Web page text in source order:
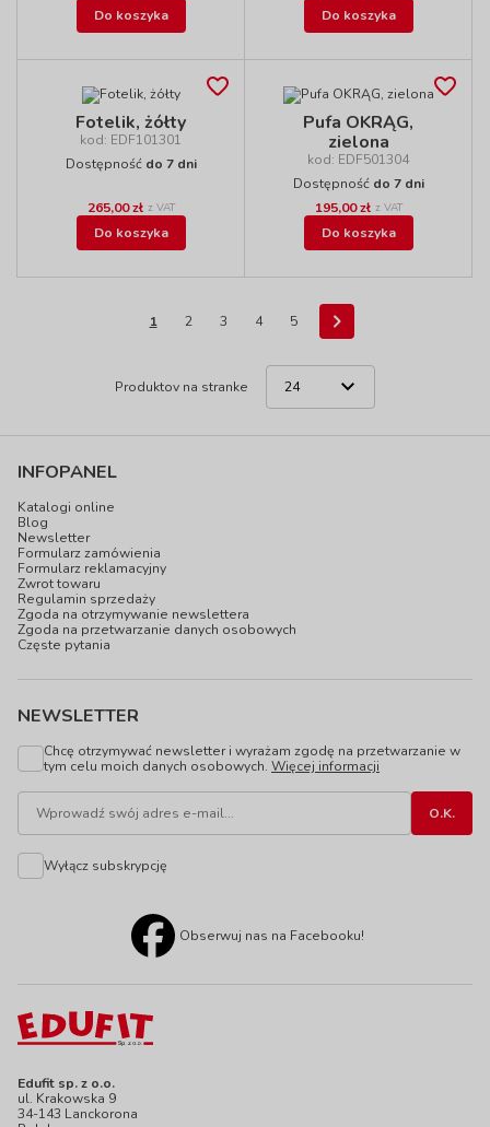
Do koszyka Do koszyka
Fotelik, żółty
kod: EDF101301
Dostępność do 7 dni
265,00 zł z VAT
Do koszyka
Pufa OKRĄG,
zielona
kod: EDF501304
Dostępność do 7 dni
195,00 zł z VAT
Do koszyka
1 2 3 4 5
Produktov na stranke
Edufit sp. z o.o.
ul. Krakowska 9
34-143 Lanckorona
INFOPANEL
Katalogi online
Blog
Newsletter
Formularz zamówienia
Formularz reklamacyjny
Zwrot towaru
Regulamin sprzedaży
Zgoda na otrzymywanie newslettera
Zgoda na przetwarzanie danych osobowych
Częste pytania
NEWSLETTER
Chcę otrzymywać newsletter i wyrażam zgodę na przetwarzanie w
tym celu moich danych osobowych. Więcej informacji
Wyłącz subskrypcję
Obserwuj nas na Facebooku!